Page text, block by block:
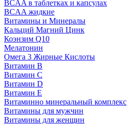
BCAA в таблетках и капсулах
BCAA жидкие
Витамины и Минералы
Кальций Магний Цинк
Коэнзим Q10
Мелатонин
Омега 3 Жирные Кислоты
Витамин B
Витамин C
Витамин D
Витамин E
Витаминно минеральный комплекс
Витамины для мужчин
Витамины для женщин